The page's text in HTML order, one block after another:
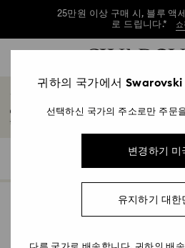
25만원 이상 구매 시, 블루 액
로 드립니다.*
쇼
25만원 이상 구매 시, 블루 액
25만원 이상 구매 시, 블루 액
0 - Header
장식용 액세서리
아름다운 크리스털 장식으로 집안을 환하게 밝혀
운 크리스털 아이템으로 홈데코를 한층 더 빛나게
귀하의 국가에서
선택하신 국가의 주소로만 주문
변경하기 미
유지하기 대한